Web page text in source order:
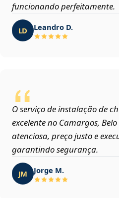
funcionando perfeitamente.
LD Leandro D.
O serviço de instalação de
excelente no Camargos,
atenciosa, preço justo e
garantindo segurança.
JM Jorge M.